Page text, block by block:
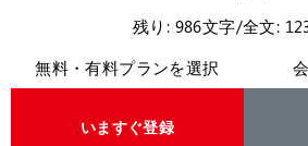
残り: 986文字/全文:
無料・有料プランを選択
いますぐ登録